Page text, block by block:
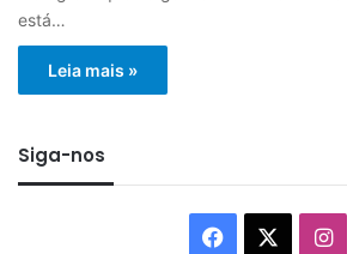
está…
Leia mais »
Siga-nos
Facebook